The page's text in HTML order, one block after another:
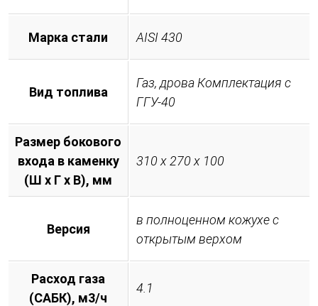
Марка стали AISI 430
Вид топлива
Газ, дрова Комплектация с
ГГУ-40
Размер бокового
входа в каменку
(Ш х Г х В), мм
310 х 270 х 100
Версия
в полноценном кожухе с
открытым верхом
Расход газа
(САБК), м3/ч
4.1